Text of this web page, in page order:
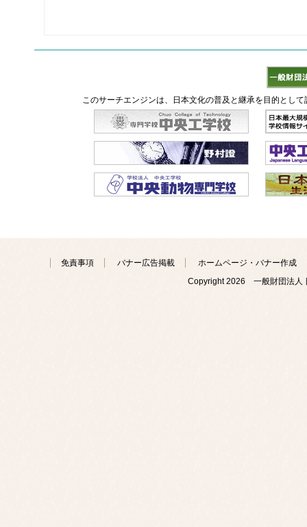
このサーチエンジンは、日本文化の普及と継承を目的とし
免責事項 バナー広告掲載
ホームページ・バナー作成
Copyright2026 一般財団法人